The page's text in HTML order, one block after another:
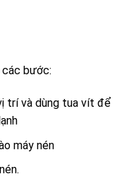
bước:
trí và dùng tua vít để
máy nén